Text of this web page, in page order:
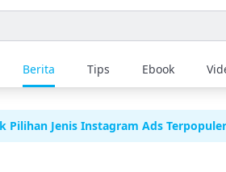
Berita Tips Ebook
Pilihan Jenis Instagram Ads